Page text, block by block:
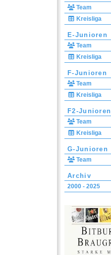
Team
Kreisliga
E-Junioren
Team
Kreisliga
F-Junioren
Team
Kreisliga
F2-Junioren
Team
Kreisliga
G-Junioren
Team
Archiv
2000 - 2025